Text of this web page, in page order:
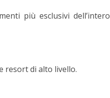
più esclusivi dell’intero
resort di alto livello.